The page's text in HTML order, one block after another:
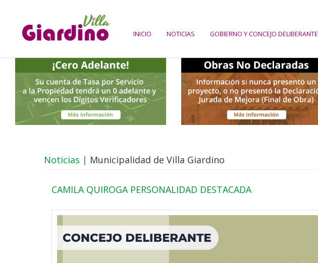
INICIO NOTICIAS GOBIERNO Y CONCEJO DELIBERANTE
Noticias | Municipalidad de Villa Giardino
CAMILA QUIROGA PERSONALIDAD DESTACADA